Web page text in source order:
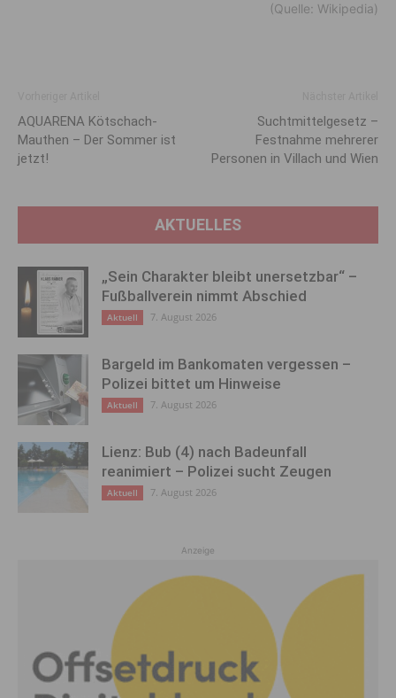
(Quelle: Wikipedia)
AQUARENA Kötschach-
Mauthen – Der Sommer ist
jetzt!
Suchtmittelgesetz –
Festnahme mehrerer
Personen in Villach und Wien
AKTUELLES
„Sein Charakter bleibt unersetzbar“ –
Fußballverein nimmt Abschied
Aktuell 7. August 2026
Bargeld im Bankomaten vergessen –
Polizei bittet um Hinweise
Aktuell 7. August 2026
Lienz: Bub (4) nach Badeunfall
reanimiert – Polizei sucht Zeugen
Aktuell 7. August 2026
Anzeige